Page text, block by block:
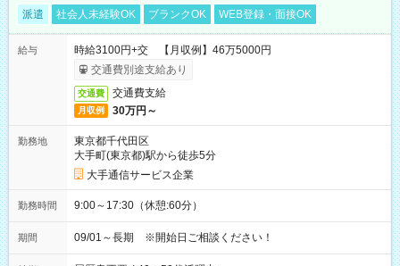
派遣 社会人未経験OK ブランクOK WEB登録・面接OK
給与
時給3100円+交 【月収例】46万5000円
交通費別途支給あり
交通費 交通費支給
月収例 30万円～
勤務地
東京都千代田区
大手町(東京都)駅から徒歩5分
大手通信サービス企業
勤務時間 9:00～17:30（休憩:60分）
期間 09/01～長期 ※開始日ご相談ください！